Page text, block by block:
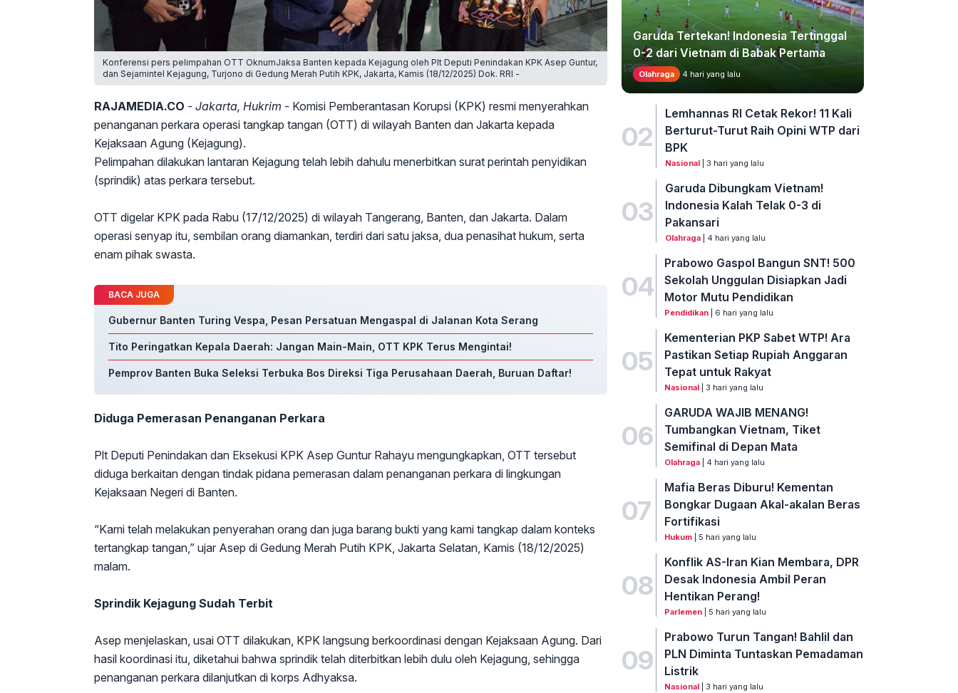
Konferensi pers pelimpahan OTT OknumJaksa Banten kepada Kejagung oleh Plt Deputi Penindakan KPK Asep Guntur,
dan Sejamintel Kejagung, Turjono di Gedung Merah Putih KPK, Jakarta, Kamis (18/12/2025) Dok. RRI -
RAJAMEDIA.CO - Jakarta, Hukrim - Komisi Pemberantasan Korupsi (KPK) resmi menyerahkan
penanganan perkara operasi tangkap tangan (OTT) di wilayah Banten dan Jakarta kepada
Kejaksaan Agung (Kejagung).
Pelimpahan dilakukan lantaran Kejagung telah lebih dahulu menerbitkan surat perintah penyidikan
(sprindik) atas perkara tersebut.
OTT digelar KPK pada Rabu (17/12/2025) di wilayah Tangerang, Banten, dan Jakarta. Dalam
operasi senyap itu, sembilan orang diamankan, terdiri dari satu jaksa, dua penasihat hukum, serta
enam pihak swasta.
BACA JUGA
Gubernur Banten Turing Vespa, Pesan Persatuan Mengaspal di Jalanan Kota Serang
Tito Peringatkan Kepala Daerah: Jangan Main-Main, OTT KPK Terus Mengintai!
Pemprov Banten Buka Seleksi Terbuka Bos Direksi Tiga Perusahaan Daerah, Buruan Daftar!
Diduga Pemerasan Penanganan Perkara
Plt Deputi Penindakan dan Eksekusi KPK Asep Guntur Rahayu mengungkapkan, OTT tersebut
diduga berkaitan dengan tindak pidana pemerasan dalam penanganan perkara di lingkungan
Kejaksaan Negeri di Banten.
“Kami telah melakukan penyerahan orang dan juga barang bukti yang kami tangkap dalam konteks
tertangkap tangan,” ujar Asep di Gedung Merah Putih KPK, Jakarta Selatan, Kamis (18/12/2025)
malam.
Sprindik Kejagung Sudah Terbit
Asep menjelaskan, usai OTT dilakukan, KPK langsung berkoordinasi dengan Kejaksaan Agung. Dari
hasil koordinasi itu, diketahui bahwa sprindik telah diterbitkan lebih dulu oleh Kejagung, sehingga
penanganan perkara dilanjutkan di korps Adhyaksa.
Garuda Tertekan! Indonesia Tertinggal
0-2 dari Vietnam di Babak Pertama
Olahraga 4 hari yang lalu
02
Lemhannas RI Cetak Rekor! 11 Kali
Berturut-Turut Raih Opini WTP dari
BPK
Nasional| 3 hari yang lalu
03
Garuda Dibungkam Vietnam!
Indonesia Kalah Telak 0-3 di
Pakansari
Olahraga| 4 hari yang lalu
04
Prabowo Gaspol Bangun SNT! 500
Sekolah Unggulan Disiapkan Jadi
Motor Mutu Pendidikan
Pendidikan | 6 hari yang lalu
05
Kementerian PKP Sabet WTP! Ara
Pastikan Setiap Rupiah Anggaran
Tepat untuk Rakyat
Nasional | 3 hari yang lalu
06
GARUDA WAJIB MENANG!
Tumbangkan Vietnam, Tiket
Semifinal di Depan Mata
Olahraga | 4 hari yang lalu
07
Mafia Beras Diburu! Kementan
Bongkar Dugaan Akal-akalan Beras
Fortifikasi
Hukum | 5 hari yang lalu
08
Konflik AS-Iran Kian Membara, DPR
Desak Indonesia Ambil Peran
Hentikan Perang!
Parlemen | 5 hari yang lalu
09
Prabowo Turun Tangan! Bahlil dan
PLN Diminta Tuntaskan Pemadaman
Listrik
Nasional | 3 hari yang lalu